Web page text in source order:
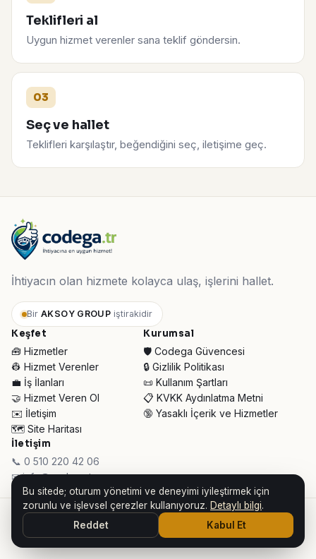
Teklifleri al
Uygun hizmet verenler sana teklif göndersin.
03
Seç ve hallet
Teklifleri karşılaştır, beğendiğini seç, iletişime geç.
İhtiyacın olan hizmete kolayca ulaş, işlerini hallet.
Bir AKSOY GROUP iştirakidir
Keşfet
🧰 Hizmetler
👷 Hizmet Verenler
💼 İş İlanları
🤝 Hizmet Veren Ol
✉️ İletişim
🗺️ Site Haritası
Kurumsal
🛡️ Codega Güvencesi
🔒 Gizlilik Politikası
📜 Kullanım Şartları
📋 KVKK Aydınlatma Metni
🔞 Yasaklı İçerik ve Hizmetler
İletişim
📞 0 510 220 42 06
✉ info@codega.tr
© 2026 Codega Hizmet Pazaryeri ·
AKSOY GROUP iştirakidir
👥 Toplam Ziyaretçi: 34.343 · Bugün:695
Bu sitede; oturum yönetimi ve deneyimi iyileştirmek için
zorunlu ve işlevsel çerezler kullanıyoruz. Detaylı bilgi.
Reddet
Kabul Et